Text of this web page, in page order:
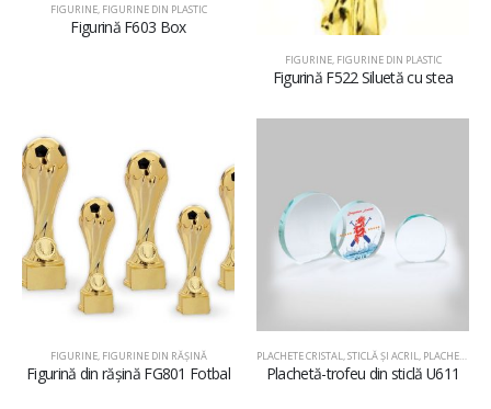
FIGURINE, FIGURINE DIN PLASTIC
Figurină F603 Box
FIGURINE, FIGURINE DIN PLASTIC
Figurină F522 Siluetă cu stea
FIGURINE, FIGURINE DIN RĂŞINĂ
Figurină din rășină FG801 Fotbal
PLACHETE CRISTAL, STICLĂ ŞI ACRIL, PLACHETE DIN STICLĂ
Plachetă-trofeu din sticlă U611